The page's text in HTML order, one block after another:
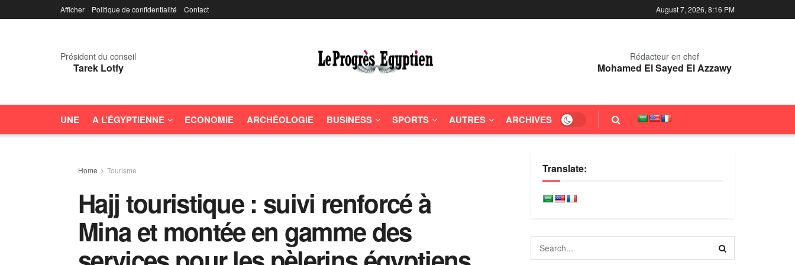
Afficher Politique de confidentialité Contact August 7, 2026, 8:16 PM
Président du conseil
Tarek Lotfy
Rédacteur en chef
Mohamed El Sayed El Azzawy
UNE A L’ÉGYPTIENNE ECONOMIE ARCHÉOLOGIE BUSINESS SPORTS AUTRES ARCHIVES
Home Tourisme
Hajj touristique : suivi renforcé à
Mina et montée en gamme des
Translate: